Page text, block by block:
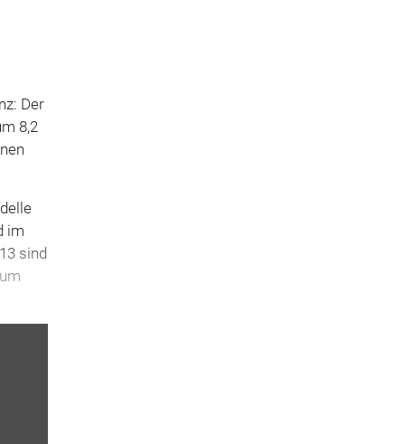
Der
8,2
im
sind